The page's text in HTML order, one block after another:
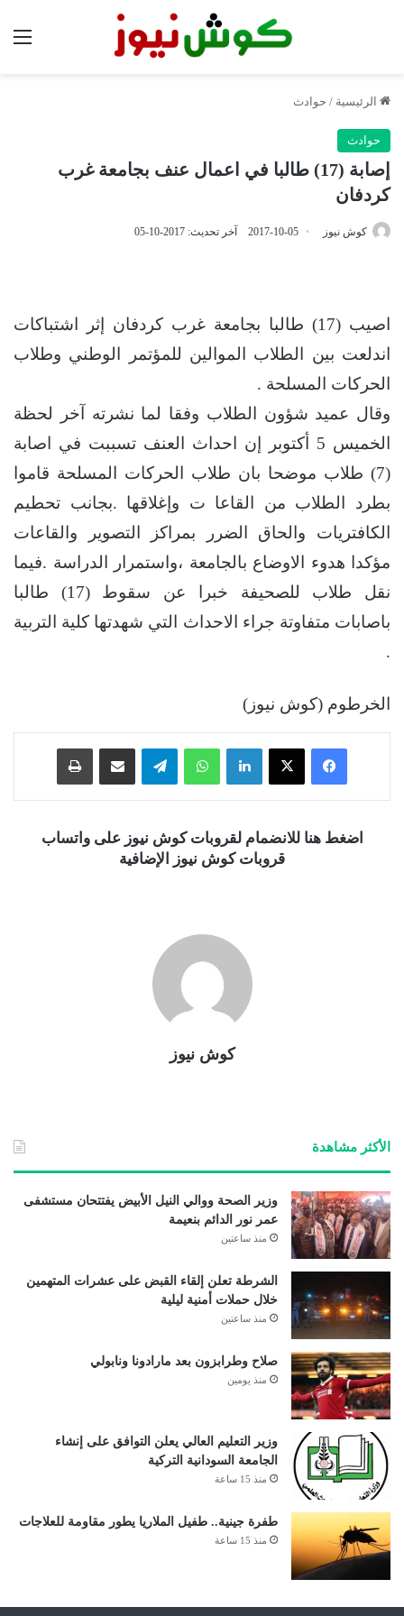
الرئيسية / حوادث
حوادث
إصابة (17) طالبا في اعمال عنف بجامعة غرب
كردفان
كوش نيوز 2017-10-05 آخر تحديث: 2017-10-05
اصيب (17) طالبا بجامعة غرب كردفان إثر اشتباكات
اندلعت بين الطلاب الموالين للمؤتمر الوطني وطلاب
الحركات المسلحة .
وقال عميد شؤون الطلاب وفقا لما نشرته آخر لحظة
الخميس 5 أكتوبر إن احداث العنف تسببت في اصابة
(7) طلاب موضحا بان طلاب الحركات المسلحة قاموا
بطرد الطلاب من القاعا ت وإغلاقها .بجانب تحطيم
الكافتريات والحاق الضرر بمراكز التصوير والقاعات
مؤكدا هدوء الاوضاع بالجامعة ،واستمرار الدراسة .فيما
نقل طلاب للصحيفة خبرا عن سقوط (17) طالبا
باصابات متفاوتة جراء الاحداث التي شهدتها كلية التربية
.
الخرطوم (كوش نيوز)
فيسبوك ‫X لينكدإن واتساب تيلقرام
اضغط هنا للانضمام لقروبات كوش نيوز على واتساب
قروبات كوش نيوز الإضافية
كوش نيوز
الأكثر مشاهدة
وزير الصحة ووالي النيل الأبيض يفتتحان مستشفى
عمر نور الدائم بنعيمة
منذ ساعتين
الشرطة تعلن إلقاء القبض على عشرات المتهمين
خلال حملات أمنية ليلية
منذ ساعتين
صلاح وطرابزون بعد مارادونا ونابولي
منذ يومين
وزير التعليم العالي يعلن التوافق على إنشاء
الجامعة السودانية التركية
منذ 15 ساعة
طفرة جينية.. طفيل الملاريا يطور مقاومة للعلاجات
منذ 15 ساعة